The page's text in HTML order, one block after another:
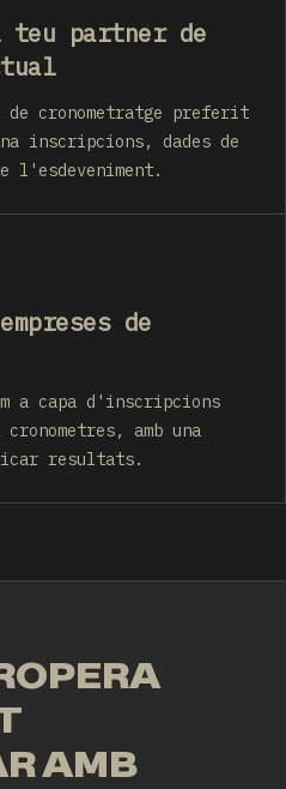
teu partner de
de cronometratge preferit
inscripcions, dades de
de
a capa d'inscripcions
amb una
resultats.
AMB